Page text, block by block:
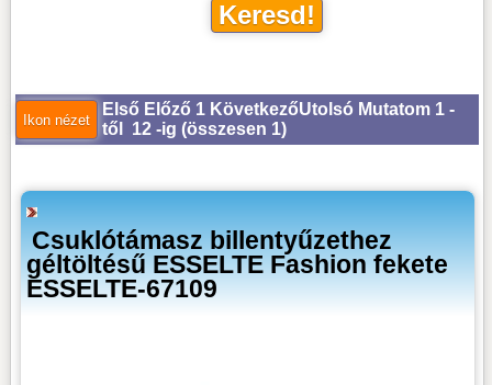
Első Előző 1 KövetkezőUtolsó Mutatom 1 -
től 12 -ig (összesen 1)
Csuklótámasz billentyűzethez
géltöltésű ESSELTE Fashion fekete
ESSELTE-67109